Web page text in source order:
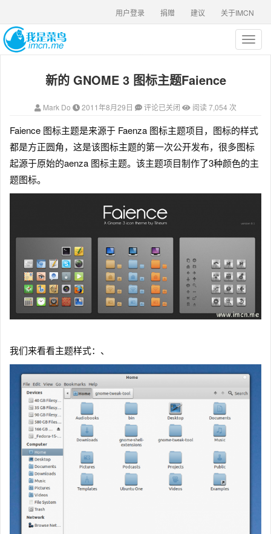
关于IMCN
建议
捐赠
用户登录
T
o
a
v
i
g
n
新的 GNOME 3 图标主题Faience
Mark Do 2011年8月29日 评论已关闭 阅读 7,054 次
Faience 图标主题是来源于 Faenza 图标主题项目，图标的样式
都是方正圆角，这是该图标主题的第一次公开发布，很多图标
起源于原始的aenza 图标主题。该主题项目制作了3种颜色的主
题图标。
我们来看看主题样式：、